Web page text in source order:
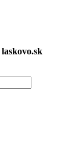
laskovo.sk